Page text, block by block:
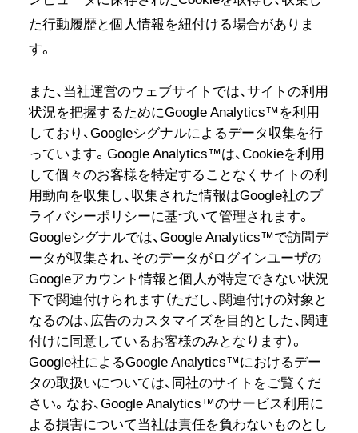
た行動履歴と個人情報を紐付ける場合がありま
す。
また、当社運営のウェブサイトでは、サイトの利用
状況を把握するためにGoogle Analytics™を利用
しており、Googleシグナルによるデータ収集を行
っています。Google Analytics™は、Cookieを利用
して個々のお客様を特定することなくサイトの利
用動向を収集し、収集された情報はGoogle社のプ
ライバシーポリシーに基づいて管理されます。
Googleシグナルでは、Google Analytics™で訪問デ
ータが収集され、そのデータがログインユーザの
Googleアカウント情報と個人が特定できない状況
下で関連付けられます（ただし、関連付けの対象と
なるのは、広告のカスタマイズを目的とした、関連
付けに同意しているお客様のみとなります）。
Google社によるGoogle Analytics™におけるデー
タの取扱いについては、同社のサイトをご覧くだ
さい。なお、Google Analytics™のサービス利用に
よる損害について当社は責任を負わないものとし